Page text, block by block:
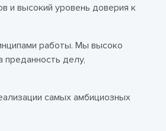
и высокий уровень доверия к
работы. Мы высоко
преданность делу,
самых амбициозных